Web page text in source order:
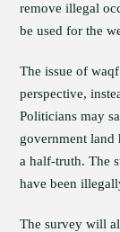
remove illegal
be used for the
The issue of
perspective,
Politicians may
government land
a half-truth. The
have been
The survey will